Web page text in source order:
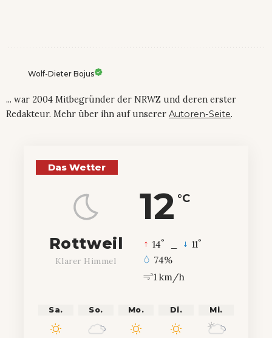
Wolf-Dieter Bojus
... war 2004 Mitbegründer der NRWZ und deren erster
Redakteur. Mehr über ihn auf unserer Autoren-Seite.
Das Wetter
12 °C
Rottweil
Klarer Himmel
14° 11°
74%
1 km/h
Sa. So. Mo. Di. Mi.